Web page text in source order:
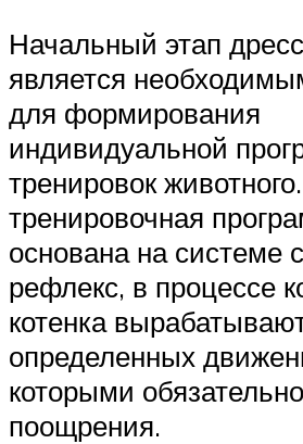
Начальный этап
является
для формирования
индивидуальной
тренировок
тренировочная
основана на системе
рефлекс, в процессе
котенка
определенных
которыми
поощрения.